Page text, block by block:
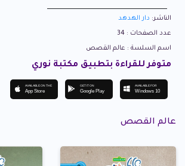
الناشر: دار الهدهد
عدد الصفحات : 34
اسم السلسة : عالم القصص
متوفر للقراءة بتطبيق مكتبة نوري
AVAILABLE ON THE
App Store
GET IT ON
Google Play
AVAILABLE FOR
Windows 10
عالم القصص